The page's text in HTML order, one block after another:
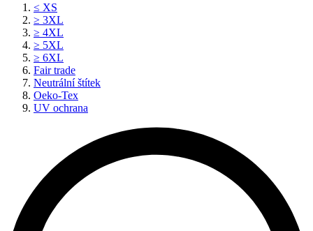
≤ XS
≥ 3XL
≥ 4XL
≥ 5XL
≥ 6XL
Fair trade
Neutrální štítek
Oeko-Tex
UV ochrana